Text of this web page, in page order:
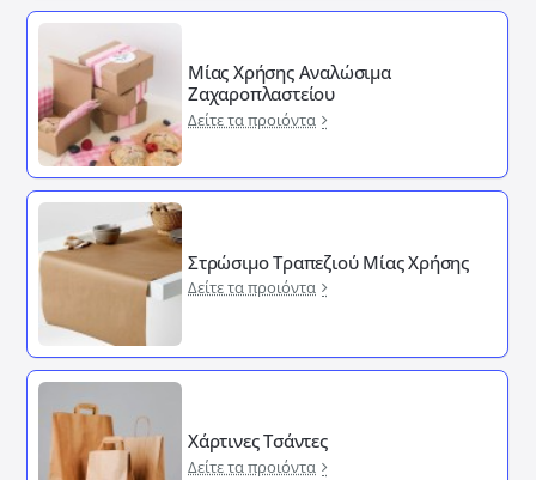
Μίας Χρήσης Αναλώσιμα
Ζαχαροπλαστείου
Δείτε τα προιόντα
Στρώσιμο Τραπεζιού Μίας Χρήσης
Δείτε τα προιόντα
Χάρτινες Τσάντες
Δείτε τα προιόντα